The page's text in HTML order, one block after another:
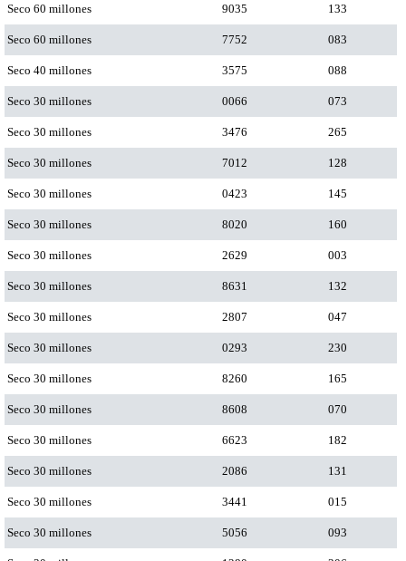
Seco 60 millones 9035 133
Seco 60 millones 7752 083
Seco 40 millones 3575 088
Seco 30 millones 0066 073
Seco 30 millones 3476 265
Seco 30 millones 7012 128
Seco 30 millones 0423 145
Seco 30 millones 8020 160
Seco 30 millones 2629 003
Seco 30 millones 8631 132
Seco 30 millones 2807 047
Seco 30 millones 0293 230
Seco 30 millones 8260 165
Seco 30 millones 8608 070
Seco 30 millones 6623 182
Seco 30 millones 2086 131
Seco 30 millones 3441 015
Seco 30 millones 5056 093